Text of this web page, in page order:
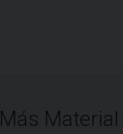
Más